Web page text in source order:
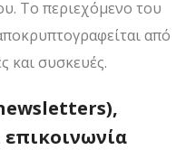
Το περιεχόμενο του
από
και συσκευές.